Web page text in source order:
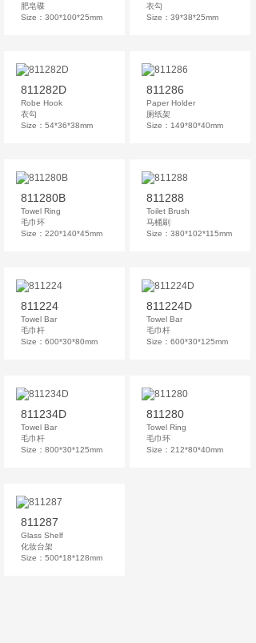
肥皂碟
Size：300*100*25mm
衣勾
Size：39*38*25mm
811282D
Robe Hook
衣勾
Size：54*36*38mm
811286
Paper Holder
厕纸架
Size：149*80*40mm
811280B
Towel Ring
毛巾环
Size：220*140*45mm
811288
Toilet Brush
马桶刷
Size：380*102*115mm
811224
Towel Bar
毛巾杆
Size：600*30*80mm
811224D
Towel Bar
毛巾杆
Size：600*30*125mm
811234D
Towel Bar
毛巾杆
Size：800*30*125mm
811280
Towel Ring
毛巾环
Size：212*80*40mm
811287
Glass Shelf
化妆台架
Size：500*18*128mm